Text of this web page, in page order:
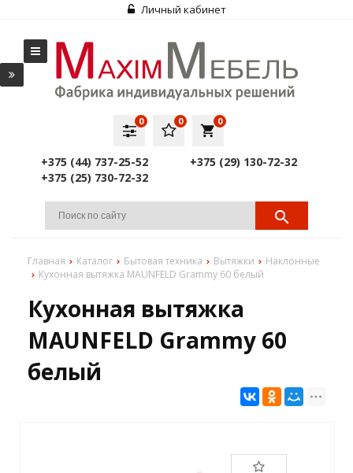
Личный кабинет
local_grocery_store
0
0
0
+375 (44) 737-25-52
+375 (29) 130-72-32
+375 (25) 730-72-32
Главная Каталог Бытовая техника Вытяжки
Наклонные
Кухонная вытяжка MAUNFELD Grammy 60 белый
Кухонная вытяжка
MAUNFELD Grammy 60
белый